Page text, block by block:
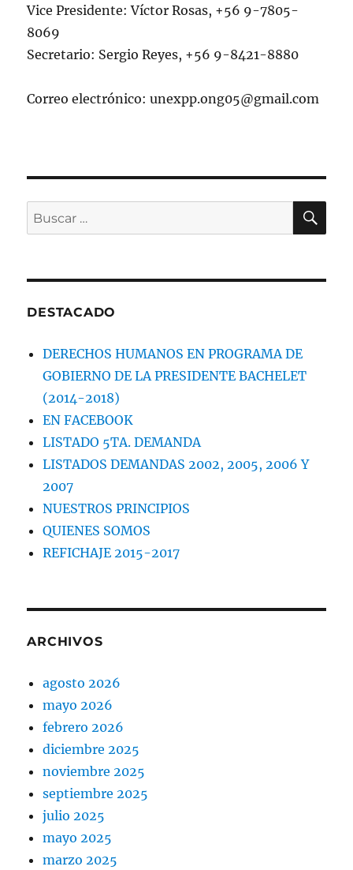
Vice Presidente: Víctor Rosas, +56 9-7805-
8069
Secretario: Sergio Reyes, +56 9-8421-8880
Correo electrónico: unexpp.ong05@gmail.com
Buscar
por:
DESTACADO
DERECHOS HUMANOS EN PROGRAMA DE
GOBIERNO DE LA PRESIDENTE BACHELET
(2014-2018)
EN FACEBOOK
LISTADO 5TA. DEMANDA
LISTADOS DEMANDAS 2002, 2005, 2006 Y
2007
NUESTROS PRINCIPIOS
QUIENES SOMOS
REFICHAJE 2015-2017
ARCHIVOS
agosto 2026
mayo 2026
febrero 2026
diciembre 2025
noviembre 2025
septiembre 2025
julio 2025
mayo 2025
marzo 2025